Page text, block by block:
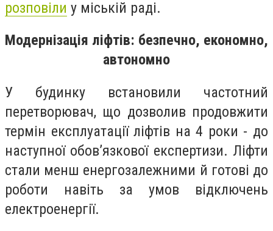
розповіли у міській раді.
Модернізація ліфтів: безпечно, економно,
автономно
У будинку встановили частотний
перетворювач, що дозволив продовжити
термін експлуатації ліфтів на 4 роки - до
наступної обов’язкової експертизи. Ліфти
стали менш енергозалежними й готові до
роботи навіть за умов відключень
електроенергії.